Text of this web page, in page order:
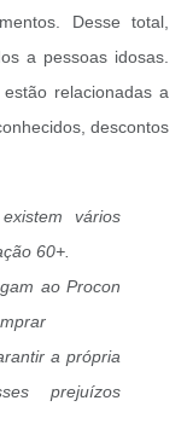
Desse total,
a pessoas idosas.
relacionadas a
descontos
vários
60+.
ao Procon
a própria
prejuízos